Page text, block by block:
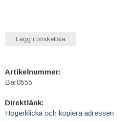
Lägg i önskelista
Artikelnummer:
Bar0555
Direktlänk:
Högerklicka och kopiera adressen